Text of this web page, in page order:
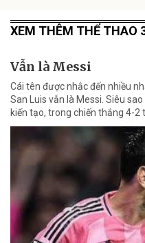
XEM THÊM THỂ THAO
Vẫn là Messi
Cái tên được nhắc đến nhiều
San Luis vẫn là Messi. Siêu
kiến tạo, trong chiến thắng 4-2